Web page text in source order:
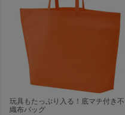
玩具もたっぷり入る！底マチ付き不
織布バッグ